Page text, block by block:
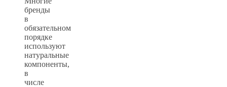
бренды
в
обязательном
порядке
используют
натуральные
компоненты,
в
числе